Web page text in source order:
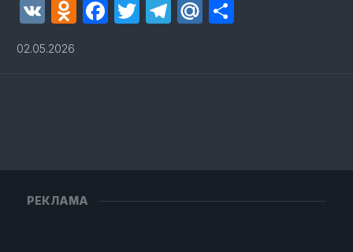
VK Odnoklassniki
Facebook
Twitter
Telegram
Mail.Ru
02.05.2026
РЕКЛАМА